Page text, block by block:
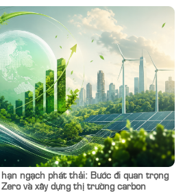
ngạch phát thải: Bước đi quan trọng
và xây dựng thị trường carbon